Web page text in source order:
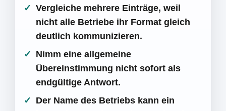
Vergleiche mehrere Einträge, weil
nicht alle Betriebe ihr Format gleich
deutlich kommunizieren.
Nimm eine allgemeine
Übereinstimmung nicht sofort als
endgültige Antwort.
Der Name des Betriebs kann ein